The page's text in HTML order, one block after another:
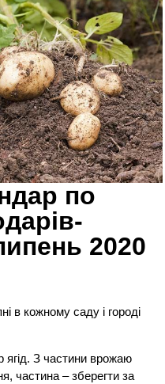
по
2020
в кожному саду і городі
ягід. З частини врожаю
частина – зберегти за